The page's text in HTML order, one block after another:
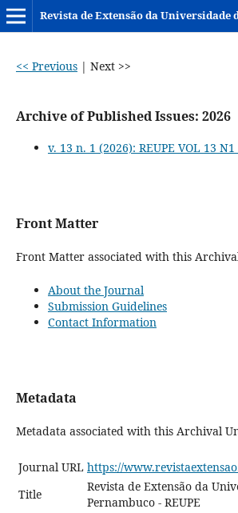
<< Previous| Next >>
Archive of Published Issues: 2026
v. 13 n. 1 (2026): REUPE VOL 13 N1
Front Matter
Front Matter associated with this
About the Journal
Submission Guidelines
Contact Information
Metadata
Metadata associated with this Archival
Journal URL https://
Title
Revista de Extensão da
Pernambuco - REUPE